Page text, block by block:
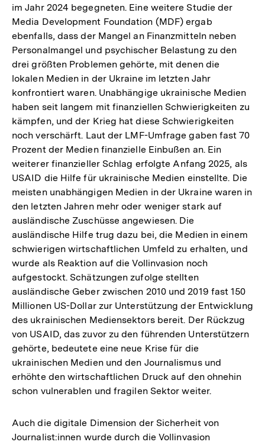
im Jahr 2024 begegneten. Eine weitere Studie der
Media Development Foundation (MDF) ergab
ebenfalls, dass der Mangel an Finanzmitteln neben
Personalmangel und psychischer Belastung zu den
drei größten Problemen gehörte, mit denen die
lokalen Medien in der Ukraine im letzten Jahr
konfrontiert waren. Unabhängige ukrainische Medien
haben seit langem mit finanziellen Schwierigkeiten zu
kämpfen, und der Krieg hat diese Schwierigkeiten
noch verschärft. Laut der LMF-Umfrage gaben fast 70
Prozent der Medien finanzielle Einbußen an. Ein
weiterer finanzieller Schlag erfolgte Anfang 2025, als
USAID die Hilfe für ukrainische Medien einstellte. Die
meisten unabhängigen Medien in der Ukraine waren in
den letzten Jahren mehr oder weniger stark auf
ausländische Zuschüsse angewiesen. Die
ausländische Hilfe trug dazu bei, die Medien in einem
schwierigen wirtschaftlichen Umfeld zu erhalten, und
wurde als Reaktion auf die Vollinvasion noch
aufgestockt. Schätzungen zufolge stellten
ausländische Geber zwischen 2010 und 2019 fast 150
Millionen US-Dollar zur Unterstützung der Entwicklung
des ukrainischen Mediensektors bereit. Der Rückzug
von USAID, das zuvor zu den führenden Unterstützern
gehörte, bedeutete eine neue Krise für die
ukrainischen Medien und den Journalismus und
erhöhte den wirtschaftlichen Druck auf den ohnehin
schon vulnerablen und fragilen Sektor weiter.
Auch die digitale Dimension der Sicherheit von
Journalist:innen wurde durch die Vollinvasion